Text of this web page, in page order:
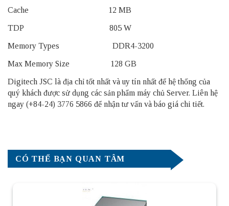
Cache 12 MB
TDP 805 W
Memory Types DDR4-3200
Max Memory Size 128 GB
Digitech JSC là địa chỉ tốt nhất và uy tín nhất để hệ thống của
quý khách được sử dụng các sản phẩm máy chủ Server. Liên hệ
ngay (+84-24) 3776 5866 để nhận tư vấn và báo giá chi tiết.
CÓ THỂ BẠN QUAN TÂM